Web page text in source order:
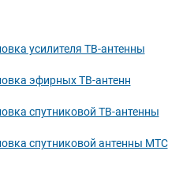
усилителя ТВ-антенны
эфирных ТВ-антенн
спутниковой ТВ-антенны
спутниковой антенны МТС